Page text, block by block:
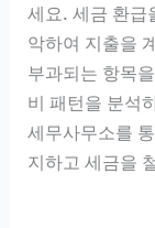
세요. 세금 환급
악하여 지출을
부과되는 항목
비 패턴을 분석
세무사무소를
지하고 세금을